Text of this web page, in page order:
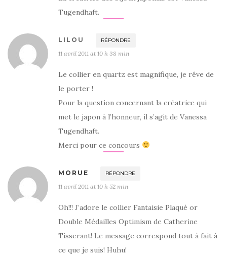
Tugendhaft.
LILOU RÉPONDRE
11 avril 2011 at 10 h 38 min
Le collier en quartz est magnifique, je rêve de
le porter !
Pour la question concernant la créatrice qui
met le japon à l’honneur, il s’agit de Vanessa
Tugendhaft.
Merci pour ce concours
MORUE RÉPONDRE
11 avril 2011 at 10 h 52 min
Oh!!! J’adore le collier Fantaisie Plaqué or
Double Médailles Optimism de Catherine
Tisserant! Le message correspond tout à fait à
ce que je suis! Huhu!